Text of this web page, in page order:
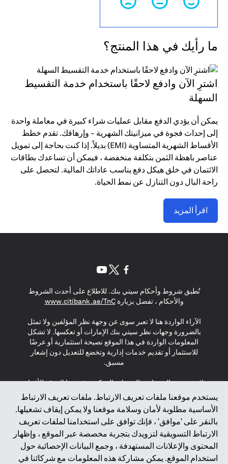
ما رأيك في هذا المنتج؟
اشترِ الآن وادفع لاحقًا باستخدام خدمة التقسيط
السهلة
يمكن أن يؤدي الدفع مقابل عمليات شراء كبيرة في معاملة واحدة
إلى إحداث فجوة في ميزانيتك الشهرية - وإرهاقك. تقدم خطط
الأقساط الشهرية المتساوية (EMI) بديلاً. إذا كنت بحاجة إلى تمويل
عناصر باهظة الثمن بتكلفة منخفضة ، فيمكن أن تساعدك بطاقات
الائتمان في خلق هيكل دفع يناسب عاداتك المالية. لتحصل على
راحة البال دون التنازل عن نمط الحياة.
اقرأ المزيد
يستخدم موقعنا ملفات تعريف الارتباط. ملفات تعريف الارتباط
الأساسية مطلوبة لأمان وسلامة موقعنا ولا يمكن إيقاف تشغيلها.
بالنقر على 'موافق' ، فإنك توافق على استخدامنا لملفات تعريف
الارتباط التسويقية لتزويدك بتجربة مخصصة عبر الموقع ، وإظهار
المحتوى والإعلانات المستهدفة ، وجمع البيانات الإحصائية حول
استخدام الموقع. يمكن مشاركة هذه المعلومات مع شركائنا في
تُطبق شروط وأحكام سيتي بنك. للاطلاع على أحدث الشروط
والأحكام ، تفضل بزيارةwww.citibank.ae/TnC
in a new tab
الآراء الواردة هنا لا تعبر سوى عن وجهة نظر المؤلفين ولا تمثل
بالضرورة وجهات نظر سيتي بنك الإمارات أو تعكسها. لا تشكل
المعلومات الواردة في هذا الموقع نصيحة استثمارية أو عرضًا
للاستثمار أو تقديم خدمات إدارية وتخضع للتعديل دون إشعار
مسبق.
لا يتم تقديم المنتجات والخدمات المذكورة في هذا الموقع للأفراد
المقيمين في الاتحاد الأوروبي أو المنطقة الاقتصادية الأوروبية أو
سويسرا أو غيرنسي أو جيرسي أو موناكو أو سان مارينو أو
الفاتيكان أو جزيرة مان أو المملكة المتحدة أو خصوصية البيانات
(لائحة حماية البيانات العامة \ قانون حماية البيانات الشخصية
العامة \ قانون خصوصية نيوزيلندا). المحتوى الموجود في هذه
الصفحة ليس ولا ينبغي تفسيره على أنه عرض أو دعوة أو دعوة
لشراء أو بيع أي من المنتجات والخدمات المذكورة هنا لمثل هؤلاء